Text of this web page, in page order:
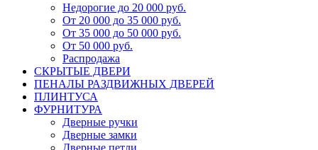
Недорогие до 20 000 руб.
От 20 000 до 35 000 руб.
От 35 000 до 50 000 руб.
От 50 000 руб.
Распродажа
СКРЫТЫЕ ДВЕРИ
ПЕНАЛЫ РАЗДВИЖНЫХ ДВЕРЕЙ
ПЛИНТУСА
ФУРНИТУРА
Дверные ручки
Дверные замки
Дверные петли